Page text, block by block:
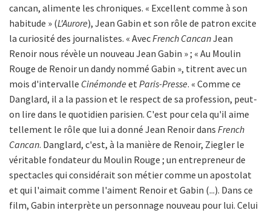
cancan, alimente les chroniques. « Excellent comme à son
habitude » (L'Aurore), Jean Gabin et son rôle de patron excite
la curiosité des journalistes. « AvecFrench CancanJean
Renoir nous révèle un nouveau Jean Gabin » ; « Au Moulin
Rouge de Renoir un dandy nommé Gabin », titrent avec un
mois d'intervalle Cinémonde etParis-Presse. « Comme ce
Danglard, il a la passion et le respect de sa profession, peut-
on lire dans le quotidien parisien. C'est pour cela qu'il aime
tellement le rôle que lui a donné Jean Renoir dans French
Cancan. Danglard, c'est, à la manière de Renoir, Ziegler le
véritable fondateur du Moulin Rouge ; un entrepreneur de
spectacles qui considérait son métier comme un apostolat
et qui l'aimait comme l'aiment Renoir et Gabin (...). Dans ce
film, Gabin interprète un personnage nouveau pour lui. Celui